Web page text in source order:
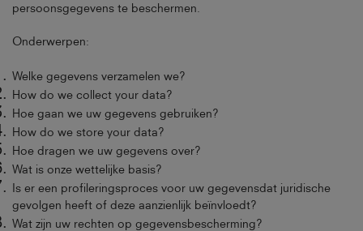
persoonsgegevens te beschermen.
Onderwerpen:
Welke gegevens verzamelen we?
How do we collect your data?
Hoe gaan we uw gegevens gebruiken?
How do we store your data?
Hoe dragen we uw gegevens over?
Wat is onze wettelijke basis?
Is er een profileringsproces voor uw gegevensdat juridische
gevolgen heeft of deze aanzienlijk beïnvloedt?
Wat zijn uw rechten op gegevensbescherming?